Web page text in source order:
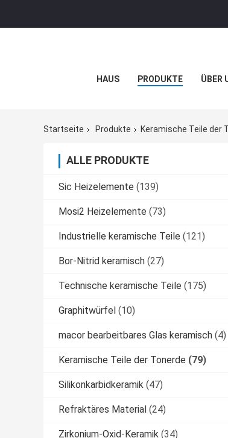
HAUS PRODUKTE ÜBER
Startseite Produkte Keramische Teile der
ALLE PRODUKTE
Sic Heizelemente (139)
Mosi2 Heizelemente (73)
Industrielle keramische Teile (121)
Bor-Nitrid keramisch (27)
Technische keramische Teile (175)
Graphitwürfel (10)
macor bearbeitbares Glas keramisch (4)
Keramische Teile der Tonerde (79)
Silikonkarbidkeramik (47)
Refraktäres Material (24)
Zirkonium-Oxid-Keramik (34)